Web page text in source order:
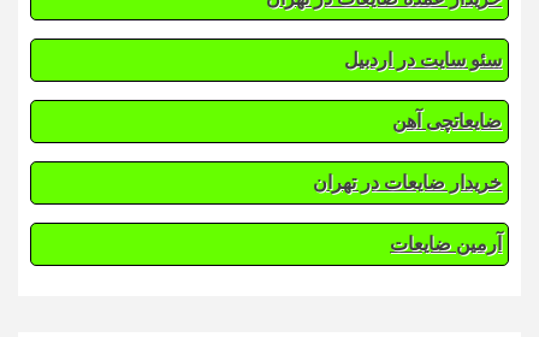
سئو سایت در اردبیل
ضایعاتچی آهن
خریدار ضایعات در تهران
آرمین ضایعات